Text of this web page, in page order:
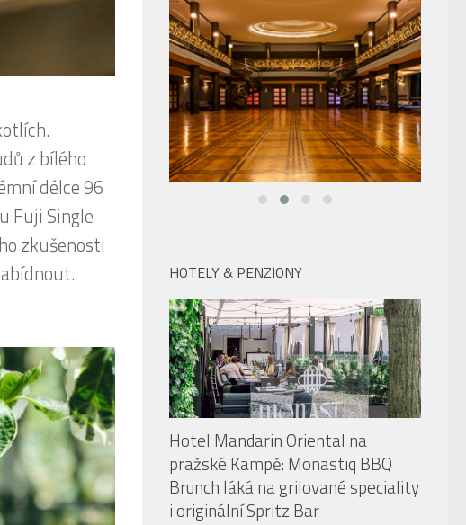
z bílého
délce 96
Fuji Single
zkušenosti
HOTELY & PENZIONY
Hotel Mandarin Oriental na
pražské Kampě: Monastiq BBQ
Brunch láká na grilované speciality
i originální Spritz Bar